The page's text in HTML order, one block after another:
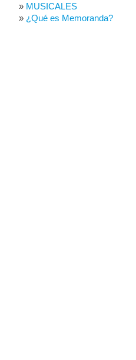
MUSICALES
¿Qué es Memoranda?